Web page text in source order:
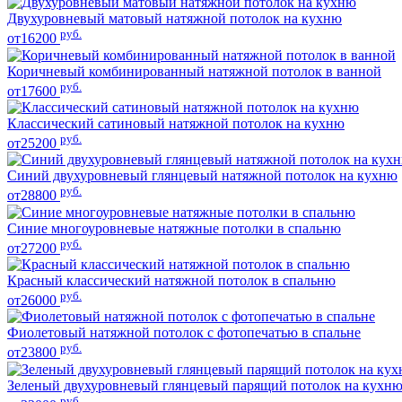
Двухуровневый матовый натяжной потолок на кухню
от16200 руб.
Коричневый комбинированный натяжной потолок в ванной
от17600 руб.
Классический сатиновый натяжной потолок на кухню
от25200 руб.
Синий двухуровневый глянцевый натяжной потолок на кухню
от28800 руб.
Синие многоуровневые натяжные потолки в спальню
от27200 руб.
Красный классический натяжной потолок в спальню
от26000 руб.
Фиолетовый натяжной потолок с фотопечатью в спальне
от23800 руб.
Зеленый двухуровневый глянцевый парящий потолок на кухню